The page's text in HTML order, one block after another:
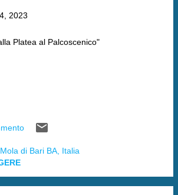
2023
Platea al Palcoscenico"
di Bari BA, Italia